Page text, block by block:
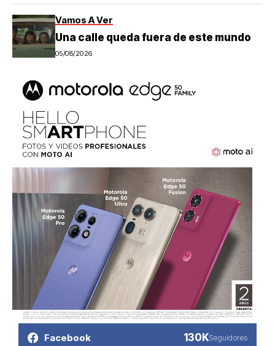
Vamos A Ver
Una calle queda fuera de este mundo
05/08/2026
Facebook 130KSeguidores